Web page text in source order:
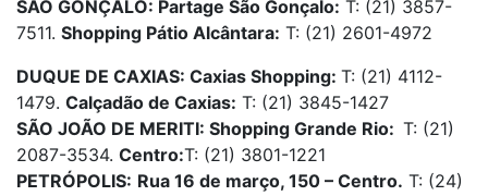
SÃO GONÇALO: Partage São Gonçalo: T: (21) 3857-
7511. Shopping Pátio Alcântara: T: (21) 2601-4972
DUQUE DE CAXIAS: Caxias Shopping: T: (21) 4112-
1479. Calçadão de Caxias: T: (21) 3845-1427
SÃO JOÃO DE MERITI: Shopping Grande Rio: T: (21)
2087-3534. Centro:T: (21) 3801-1221
PETRÓPOLIS: Rua 16 de março, 150 – Centro. T: (24)